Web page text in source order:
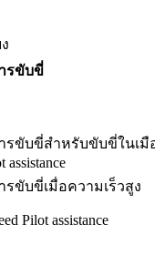
รขับขี่
รขับขี่สำหรับขับขี่ในเมื
assistance
ขับขี่เมื่อความเร็วสูง
Pilot assistance